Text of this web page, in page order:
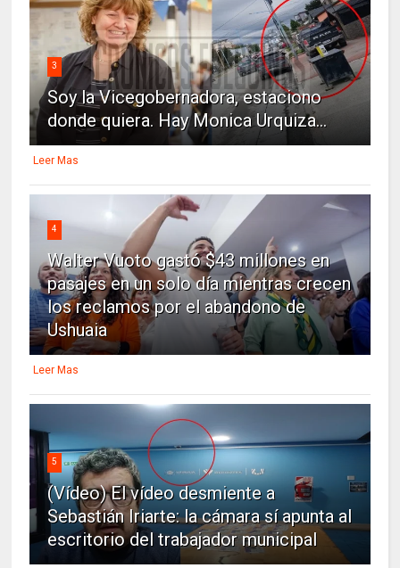
3
Soy la Vicegobernadora, estaciono
donde quiera. Hay Monica Urquiza...
Leer Mas
4
Walter Vuoto gastó $43 millones en
pasajes en un solo día mientras crecen
los reclamos por el abandono de
Ushuaia
Leer Mas
5
(Vídeo) El vídeo desmiente a
Sebastián Iriarte: la cámara sí apunta al
escritorio del trabajador municipal